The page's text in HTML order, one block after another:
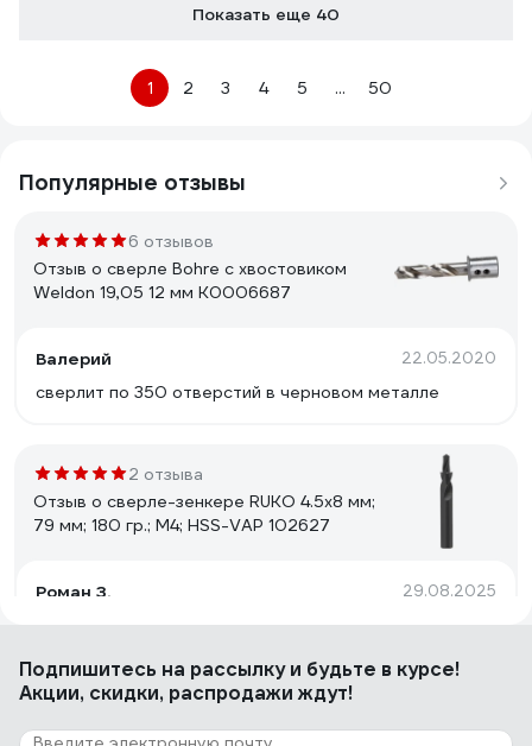
Показать еще 40
1 2 3 4 5 ... 50
Популярные отзывы
6 отзывов
Отзыв о сверле Bohre с хвостовиком
Weldon 19,05 12 мм К0006687
Валерий 22.05.2020
сверлит по 350 отверстий в черновом металле
2 отзыва
Отзыв о сверле-зенкере RUKO 4.5х8 мм;
79 мм; 180 гр.; M4; HSS-VAP 102627
Роман З. 29.08.2025
сверло норм
2 отзыва
Отзыв о сверле GRIFF 78.0x514x260мм, к/
Подпишитесь на рассылкуи будьте в курсе!
Акции, скидки, распродажи ждут!